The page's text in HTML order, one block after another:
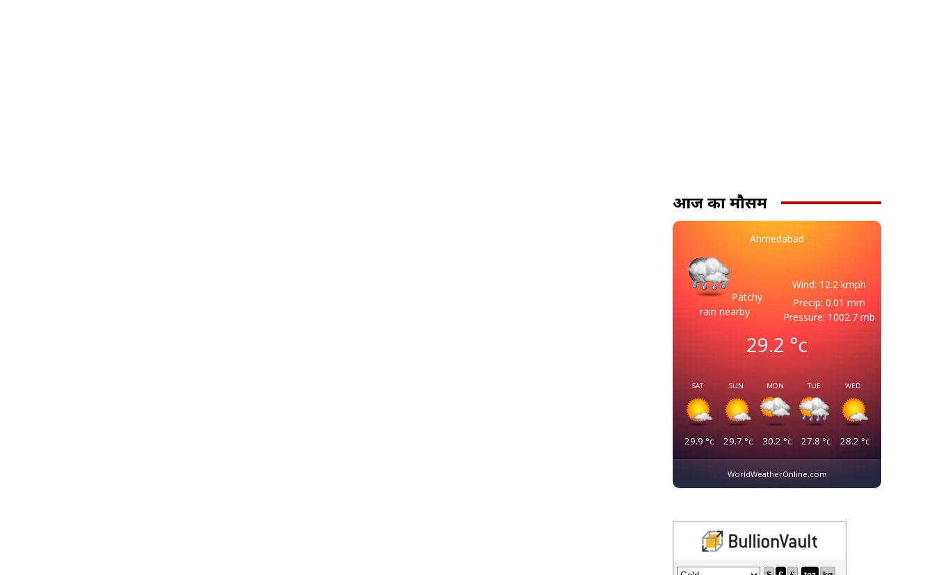
आज का मौसम
Ahmedabad
Patchy
rain nearby
Wind: 12.2 kmph
Precip: 0.01 mm
Pressure: 1002.7 mb
29.2°c
SAT
29.9 °c
SUN
29.7 °c
MON
30.2 °c
TUE
27.8 °c
WED
28.2 °c
WorldWeatherOnline.com